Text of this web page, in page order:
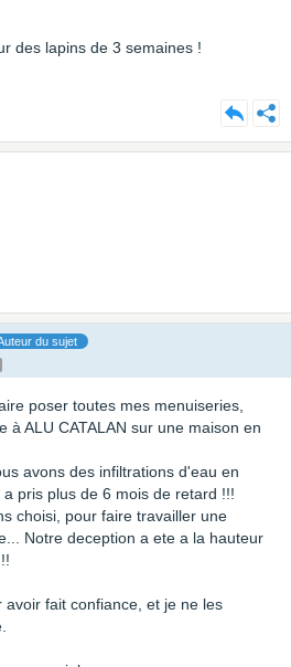
des lapins de 3 semaines !
du sujet
poser toutes mes menuiseries,
à ALU CATALAN sur une maison en
avons des infiltrations d'eau en
pris plus de 6 mois de retard !!!
choisi, pour faire travailler une
Notre deception a ete a la hauteur
fait confiance, et je ne les